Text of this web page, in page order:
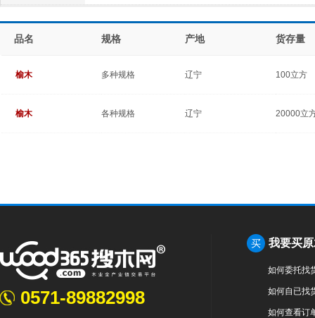
品名 规格 产地 货存量
榆木 多种规格 辽宁 100立方
榆木 各种规格 辽宁 20000立
0571-89882998
买 我要买
如何委托找
如何自已找
如何查看订